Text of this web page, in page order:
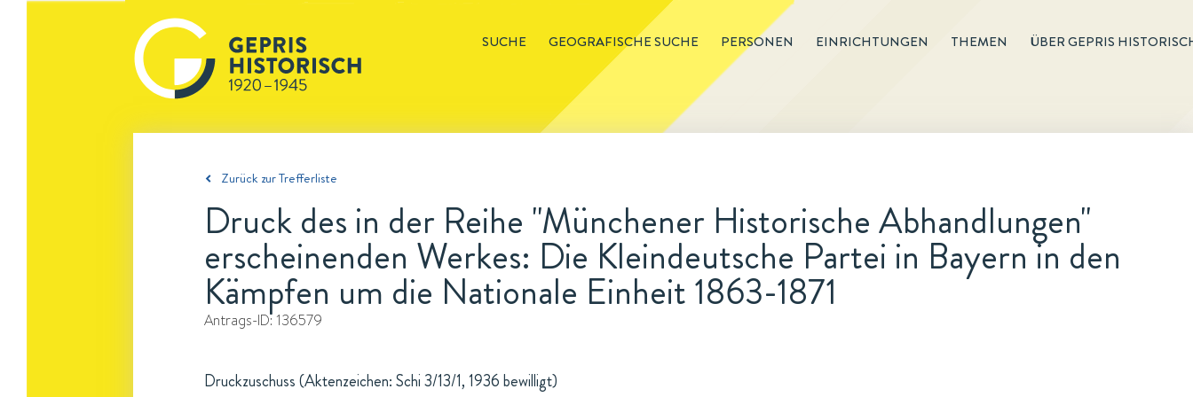
SUCHE GEOGRAFISCHE SUCHE PERSONEN EINRICHTUNGEN THEMEN ÜBER GEPRIS
Zurück zur Trefferliste
Druck des in der Reihe "Münchener Historische Abhandlungen"
erscheinenden Werkes: Die Kleindeutsche Partei in Bayern in den
Kämpfen um die Nationale Einheit 1863-1871
Antrags-ID: 136579
Druckzuschuss (Aktenzeichen: Schi 3/13/1, 1936 bewilligt)